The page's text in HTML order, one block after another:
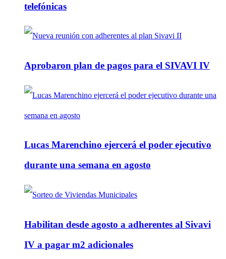
telefónicas
Aprobaron plan de pagos para el SIVAVI IV
Lucas Marenchino ejercerá el poder ejecutivo
durante una semana en agosto
Habilitan desde agosto a adherentes al Sivavi
IV a pagar m2 adicionales